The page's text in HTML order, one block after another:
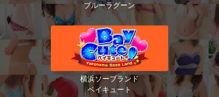
ブルーラグーン
横浜ソープランド
ベイキュート